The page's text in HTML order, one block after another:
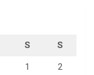
S S
1 2